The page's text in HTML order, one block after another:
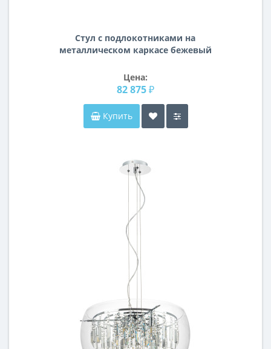
Стул с подлокотниками на
металлическом каркасе бежевый
Цена:
82 875 ₽
Купить